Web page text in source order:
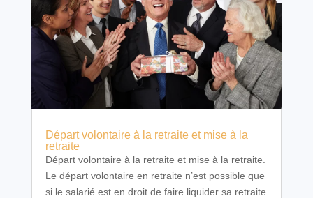
Départ volontaire à la retraite et mise à la
retraite
Départ volontaire à la retraite et mise à la retraite.
Le départ volontaire en retraite n’est possible que
si le salarié est en droit de faire liquider sa retraite